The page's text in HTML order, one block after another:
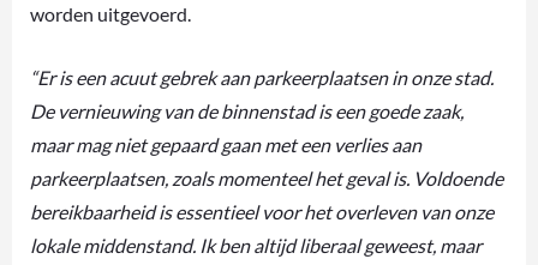
worden uitgevoerd.
“Er is een acuut gebrek aan parkeerplaatsen in onze stad.
De vernieuwing van de binnenstad is een goede zaak,
maar mag niet gepaard gaan met een verlies aan
parkeerplaatsen, zoals momenteel het geval is. Voldoende
bereikbaarheid is essentieel voor het overleven van onze
lokale middenstand. Ik ben altijd liberaal geweest, maar